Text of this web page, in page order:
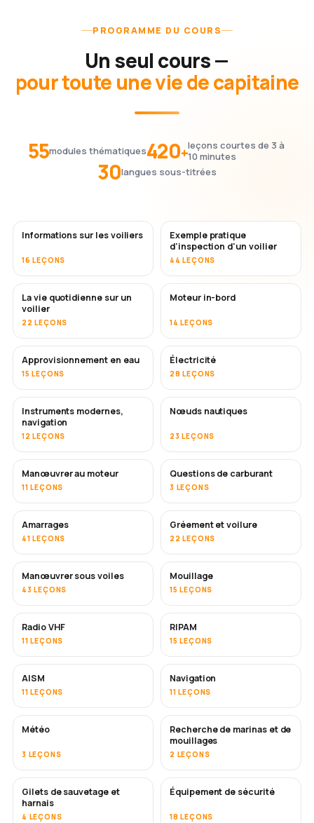
PROGRAMME DU COURS
Un seul cours —
pour toute une vie de capitaine
55modules thématiques420+leçons courtes de 3 à
10 minutes
30langues sous-titrées
Informations sur les voiliers
16 LEÇONS
Exemple pratique
d'inspection d'un voilier
44 LEÇONS
La vie quotidienne sur un
voilier
22 LEÇONS
Moteur in-bord
14 LEÇONS
Approvisionnement en eau
15 LEÇONS
Électricité
28 LEÇONS
Instruments modernes,
navigation
12 LEÇONS
Nœuds nautiques
23 LEÇONS
Manœuvrer au moteur
11 LEÇONS
Questions de carburant
3 LEÇONS
Amarrages
41 LEÇONS
Gréement et voilure
22 LEÇONS
Manœuvrer sous voiles
43 LEÇONS
Mouillage
15 LEÇONS
Radio VHF
11 LEÇONS
RIPAM
15 LEÇONS
AISM
11 LEÇONS
Navigation
11 LEÇONS
Météo
3 LEÇONS
Recherche de marinas et de
mouillages
2 LEÇONS
Gilets de sauvetage et
harnais
4 LEÇONS
Équipement de sécurité
18 LEÇONS